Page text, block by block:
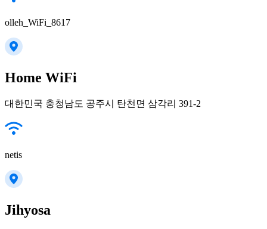
olleh_WiFi_8617
Home WiFi
대한민국 충청남도 공주시 탄천면 삼각리 391-2
netis
Jihyosa